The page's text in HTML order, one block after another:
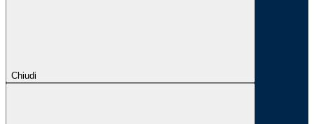
Chiudi